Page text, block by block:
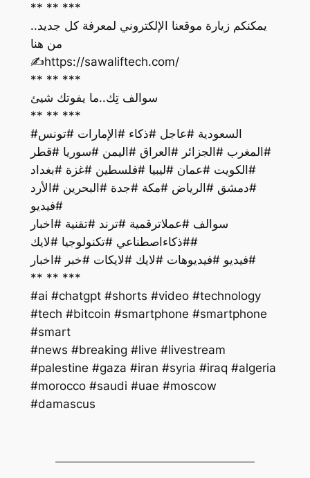
** ** ***
يمكنكم زيارة موقعنا الإلكتروني لمعرفة كل جديد..
من هنا
‏✍️https://sawaliftech.com/
** ** ***
سوالف تِك..ما يفوتك شيئ
** ** ***
#السعودية #عاجل #ذكاء #الإمارات #تونس
#المغرب #الجزائر #العراق #اليمن #سوريا #قطر
#الكويت #عمان #ليبيا #فلسطين #غزة #بغداد
#دمشق #الرياض #مكة #جدة #البحرين #الأرد
#فيديو
سوالف #عملاترقمية #ترند #تقنية #اخبار
#ذكاءاصطناعي #تكنولوجيا #لايك#
فيديو #فيديوهات #لايك #لايكات #خبر #اخبار#
** ** ***
#ai #chatgpt #shorts #video #technology
#tech #bitcoin #smartphone #smartphone
#smart
#palestine #gaza #iran #syria #iraq #algeria
#morocco #saudi #uae #moscow
#damascus